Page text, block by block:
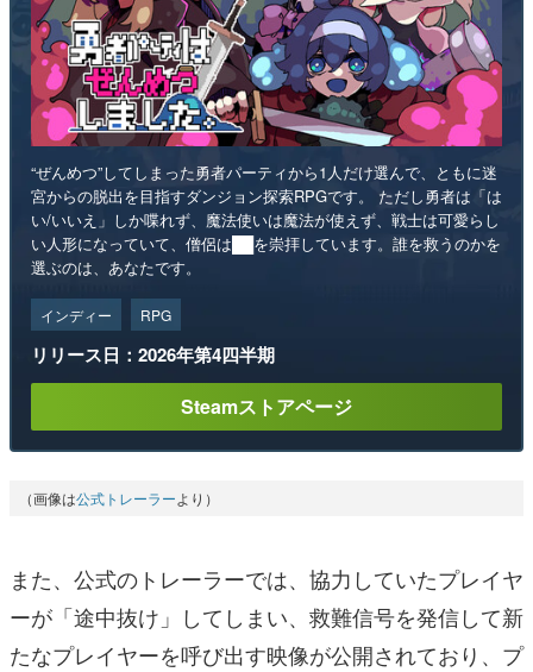
“ぜんめつ”してしまった勇者パーティから1人だけ選んで、ともに迷
宮からの脱出を目指すダンジョン探索RPGです。 ただし勇者は「は
い/いいえ」しか喋れず、魔法使いは魔法が使えず、戦士は可愛らし
い人形になっていて、僧侶は██を崇拝しています。誰を救うのかを
選ぶのは、あなたです。
インディー RPG
リリース日：2026年第4四半期
Steamストアページ
（画像は公式トレーラーより）
また、公式のトレーラーでは、協力していたプレイヤ
ーが「途中抜け」してしまい、救難信号を発信して新
たなプレイヤーを呼び出す映像が公開されており、プ